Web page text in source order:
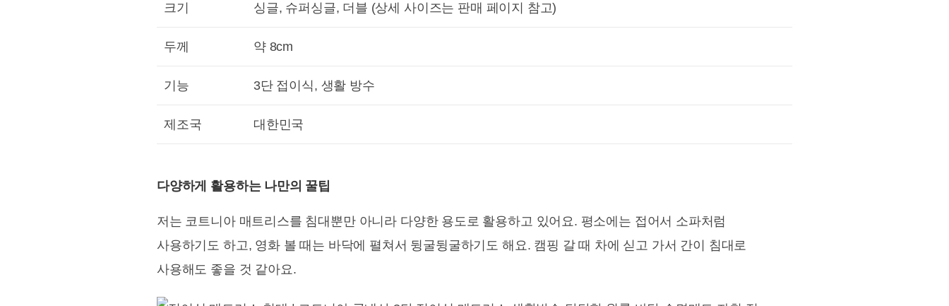
크기 싱글, 슈퍼싱글, 더블 (상세 사이즈는 판매 페이지 참고)
두께 약 8cm
기능 3단 접이식, 생활 방수
제조국 대한민국
다양하게 활용하는 나만의 꿀팁
저는 코트니아 매트리스를 침대뿐만 아니라 다양한 용도로 활용하고 있어요. 평소에는 접어서 소파처럼
사용하기도 하고, 영화 볼 때는 바닥에 펼쳐서 뒹굴뒹굴하기도 해요. 캠핑 갈 때 차에 싣고 가서 간이 침대로
사용해도 좋을 것 같아요.